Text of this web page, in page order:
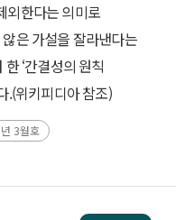
외한다는 의미로
은 가설을 잘라낸다는
‘간결성의 원칙
.(위키피디아 참조)
3월호